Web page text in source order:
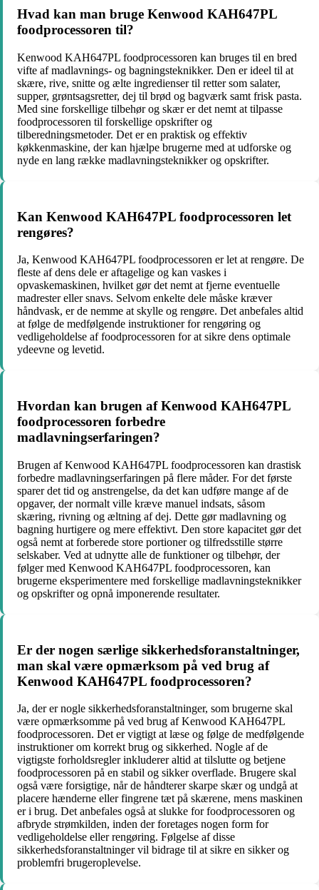
Hvad kan man bruge Kenwood KAH647PL
foodprocessoren til?
Kenwood KAH647PL foodprocessoren kan bruges til en bred
vifte af madlavnings- og bagningsteknikker. Den er ideel til at
skære, rive, snitte og ælte ingredienser til retter som salater,
supper, grøntsagsretter, dej til brød og bagværk samt frisk pasta.
Med sine forskellige tilbehør og skær er det nemt at tilpasse
foodprocessoren til forskellige opskrifter og
tilberedningsmetoder. Det er en praktisk og effektiv
køkkenmaskine, der kan hjælpe brugerne med at udforske og
nyde en lang række madlavningsteknikker og opskrifter.
Kan Kenwood KAH647PL foodprocessoren let
rengøres?
Ja, Kenwood KAH647PL foodprocessoren er let at rengøre. De
fleste af dens dele er aftagelige og kan vaskes i
opvaskemaskinen, hvilket gør det nemt at fjerne eventuelle
madrester eller snavs. Selvom enkelte dele måske kræver
håndvask, er de nemme at skylle og rengøre. Det anbefales altid
at følge de medfølgende instruktioner for rengøring og
vedligeholdelse af foodprocessoren for at sikre dens optimale
ydeevne og levetid.
Hvordan kan brugen af Kenwood KAH647PL
foodprocessoren forbedre
madlavningserfaringen?
Brugen af Kenwood KAH647PL foodprocessoren kan drastisk
forbedre madlavningserfaringen på flere måder. For det første
sparer det tid og anstrengelse, da det kan udføre mange af de
opgaver, der normalt ville kræve manuel indsats, såsom
skæring, rivning og æltning af dej. Dette gør madlavning og
bagning hurtigere og mere effektivt. Den store kapacitet gør det
også nemt at forberede store portioner og tilfredsstille større
selskaber. Ved at udnytte alle de funktioner og tilbehør, der
følger med Kenwood KAH647PL foodprocessoren, kan
brugerne eksperimentere med forskellige madlavningsteknikker
og opskrifter og opnå imponerende resultater.
Er der nogen særlige sikkerhedsforanstaltninger,
man skal være opmærksom på ved brug af
Kenwood KAH647PL foodprocessoren?
Ja, der er nogle sikkerhedsforanstaltninger, som brugerne skal
være opmærksomme på ved brug af Kenwood KAH647PL
foodprocessoren. Det er vigtigt at læse og følge de medfølgende
instruktioner om korrekt brug og sikkerhed. Nogle af de
vigtigste forholdsregler inkluderer altid at tilslutte og betjene
foodprocessoren på en stabil og sikker overflade. Brugere skal
også være forsigtige, når de håndterer skarpe skær og undgå at
placere hænderne eller fingrene tæt på skærene, mens maskinen
er i brug. Det anbefales også at slukke for foodprocessoren og
afbryde strømkilden, inden der foretages nogen form for
vedligeholdelse eller rengøring. Følgelse af disse
sikkerhedsforanstaltninger vil bidrage til at sikre en sikker og
problemfri brugeroplevelse.